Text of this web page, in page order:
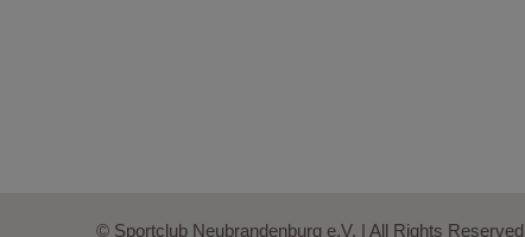
© Sportclub Neubrandenburg e.V. | All Rights Reserved